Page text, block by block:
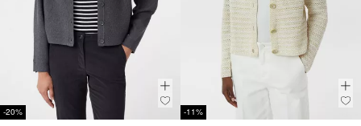
-20% -11%